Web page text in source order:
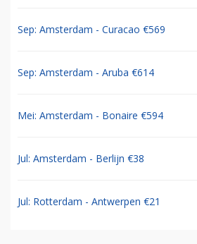
Sep: Amsterdam - Curacao €569
Sep: Amsterdam - Aruba €614
Mei: Amsterdam - Bonaire €594
Jul: Amsterdam - Berlijn €38
Jul: Rotterdam - Antwerpen €21